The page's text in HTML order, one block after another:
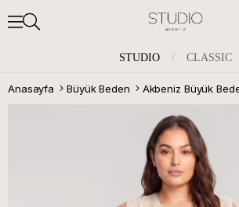
STUDIO / CLASSIC
Anasayfa Büyük Beden Akbeniz Büyük